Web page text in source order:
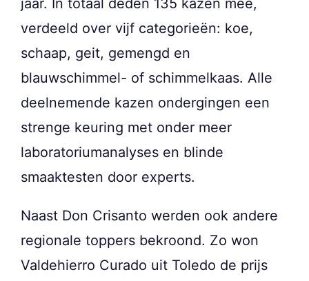
jaar. In totaal deden 135 kazen mee,
verdeeld over vijf categorieën: koe,
schaap, geit, gemengd en
blauwschimmel- of schimmelkaas. Alle
deelnemende kazen ondergingen een
strenge keuring met onder meer
laboratoriumanalyses en blinde
smaaktesten door experts.
Naast Don Crisanto werden ook andere
regionale toppers bekroond. Zo won
Valdehierro Curado uit Toledo de prijs